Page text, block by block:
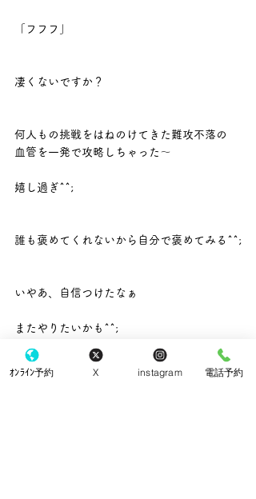
「フフフ」
凄くないですか？
何人もの挑戦をはねのけてきた難攻不落の
血管を一発で攻略しちゃった～
嬉し過ぎ^^;
誰も褒めてくれないから自分で褒めてみる^^;
いやあ、自信つけたなぁ
またやりたいかも^^;
という訳で
ｵﾝﾗｲﾝ予約 X instagram 電話予約